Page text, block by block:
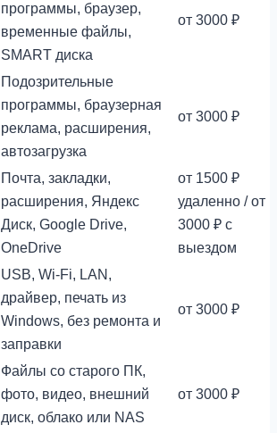
программы, браузер,
временные файлы,
SMART диска
от 3000 ₽
Подозрительные
программы, браузерная
реклама, расширения,
автозагрузка
от 3000 ₽
Почта, закладки,
расширения, Яндекс
Диск, Google Drive,
OneDrive
от 1500 ₽
удаленно / от
3000 ₽ с
выездом
USB, Wi-Fi, LAN,
драйвер, печать из
Windows, без ремонта и
заправки
от 3000 ₽
Файлы со старого ПК,
фото, видео, внешний
диск, облако или NAS
от 3000 ₽